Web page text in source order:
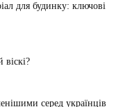
для будинку: ключові
серед українців